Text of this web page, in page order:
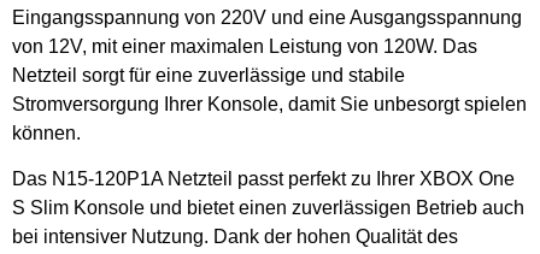
Eingangsspannung von 220V und eine Ausgangsspannung
von 12V, mit einer maximalen Leistung von 120W. Das
Netzteil sorgt für eine zuverlässige und stabile
Stromversorgung Ihrer Konsole, damit Sie unbesorgt spielen
können.
Das N15-120P1A Netzteil passt perfekt zu Ihrer XBOX One
S Slim Konsole und bietet einen zuverlässigen Betrieb auch
bei intensiver Nutzung. Dank der hohen Qualität des